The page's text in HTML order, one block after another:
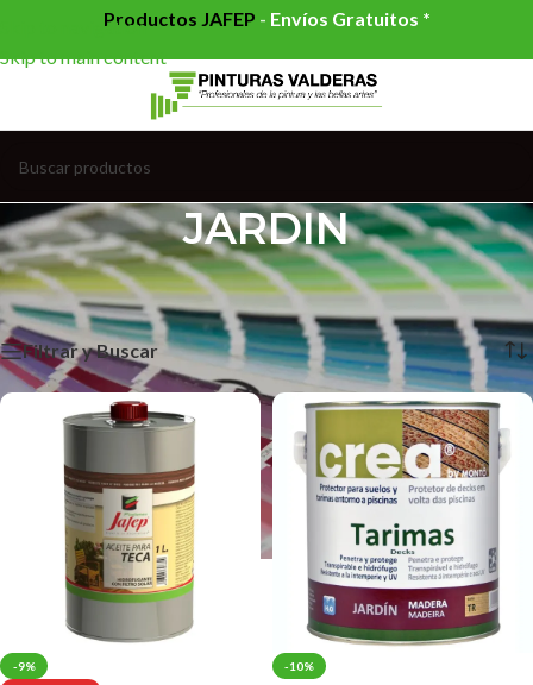
Skip to navigation
Skip to main content
Productos JAFEP - Envíos Gratuitos *
JARDIN
Inicio/PRODUCTOS ESPECIALES/JARDIN/Página 2
Mostrando 13–19 de 19 resultados
Filtrar y Buscar
-9%
-10%